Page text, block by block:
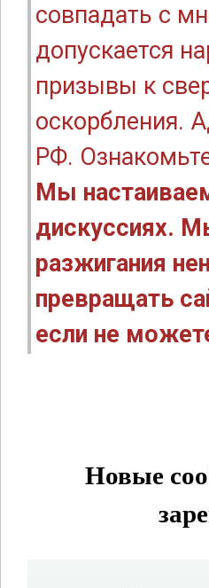
совпадать с
допускается
призывы к
оскорбления.
РФ.
Мы
дискуссиях.
разжигания
превращать
если не
Новые